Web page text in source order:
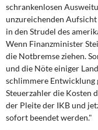
schrankenlosen
unzureichenden
in den Strudel des
Wenn Finanzminister
die Notbremse ziehen.
und die Nöte einiger
schlimmere Entwicklung
Steuerzahler die Kosten
der Pleite der IKB und
sofort beendet werden."